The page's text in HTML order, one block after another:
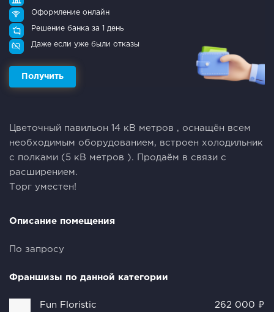
Оформление онлайн
Решение банка за 1 день
Даже если уже были отказы
Получить
Цветочный павильон 14 кВ метров , оснащён всем
необходимым оборудованием, встроен холодильник
с полками (5 кВ метров ). Продаём в связи с
расширением.
Торг уместен!
Описание помещения
По запросу
Франшизы по данной категории
Fun Floristic 262 000 ₽